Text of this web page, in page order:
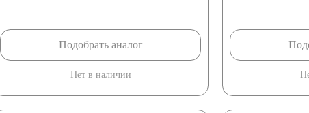
Подобрать аналог
Нет в наличии